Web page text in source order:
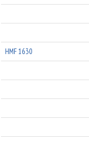
HMF 1630